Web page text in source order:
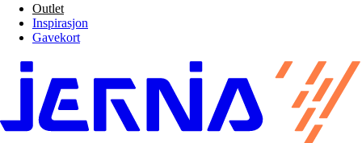
Outlet
Inspirasjon
Gavekort